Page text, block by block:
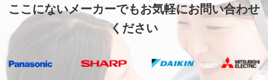
ここにないメーカーでもお気軽にお問い合わせ
ください